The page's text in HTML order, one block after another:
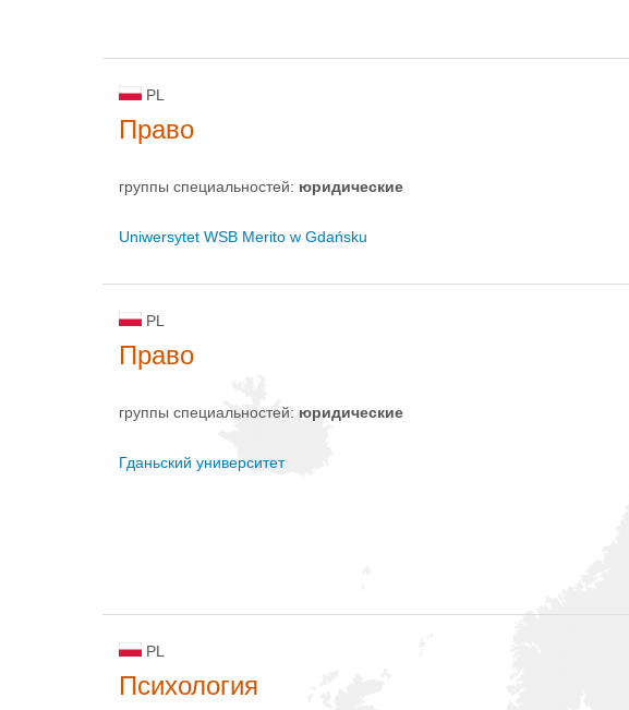
PL
Право
группы специальностей: юридические
Uniwersytet WSB Merito w Gdańsku
PL
Право
группы специальностей: юридические
Гданьский университет
PL
Психология